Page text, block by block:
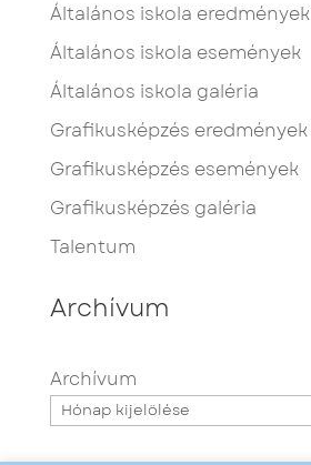
Általános iskola eredmények
Általános iskola események
Általános iskola galéria
Grafikusképzés eredmények
Grafikusképzés események
Grafikusképzés galéria
Talentum
Archívum
Archívum